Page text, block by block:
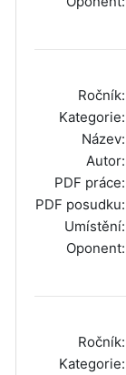
Ročník:
Kategorie:
Název:
Autor:
PDF práce:
PDF posudku:
Umístění:
Oponent:
Ročník:
Kategorie: